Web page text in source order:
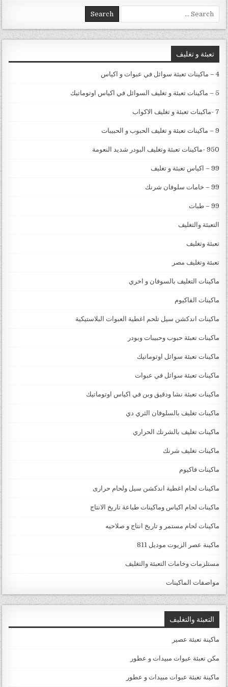
Search for:
تعبئة و تغليف
4 – ماكينات تعبئة سوائل في عبوات و اكياس
5 – ماكينات تعبئة و تغليف السوائل في اكياس اوتوماتيك
7 -ماكينات تعبئة و تغليف الاكواب
9 – ماكينات تعبئة و تغليف الحبوب و الحبيبات
950 -ماكينات تعبئة وتغليف البودر شديد النعومة
99 – اكياس تعبئة و تغليف
99 – خامات سلوفان شرنك
99 – طبات
التعبئة والتغليف
تعبئة وتغليف
تعبئة وتغليف مصر
ماكينات التغليف بالسوفان و اخري
ماكينات الفاكيوم
ماكينات اندكشن سيل تلحم اغطية العبوات البلاستيكية
ماكينات تعبئة حبوب وحبيبات وبودر
ماكينات تعبئة سوائل اوتوماتيك
ماكينات تعبئة سوائل في عبوات
ماكينات تعبئة نشا ودقيق وبن في اكياس اوتوماتيك
ماكينات تغليف بالسلوفان الثري دي
ماكينات تغليف بالشرنك الحراري
ماكينات تغليف شرنك
ماكينات فاكيوم
ماكينات لحام اغطية اندكشن سيل ولحام حرارى
ماكينات لحام اكياس وماكينات طباعة تاريخ الانتاج
ماكينات لحام مستمر و تاريخ انتاج و صلاحيه
ماكينة عصر الزيوت موديل 811
مستلزمات وخامات التعبئة والتغليف
مواصفات الماكينات
التعبئة والتغليف
ماكينة تعبئة عصير
مكن تعبئة عبوات مبيدات و عطور
ماكينة تعبئة عبوات مبيدات و عطور